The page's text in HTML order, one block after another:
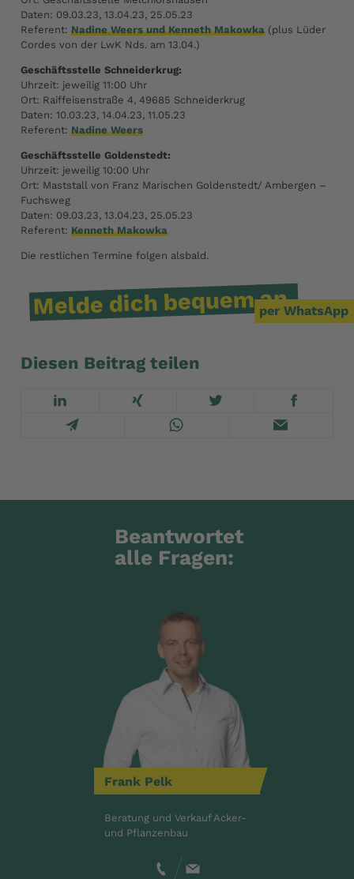
Daten: 09.03.23, 13.04.23, 25.05.23
Referent:Nadine Weers und Kenneth Makowka (plus Lüder
Cordes von der LwK Nds. am 13.04.)
Geschäftsstelle Schneiderkrug:
Uhrzeit: jeweilig 11:00 Uhr
Ort: Raiffeisenstraße 4, 49685 Schneiderkrug
Daten: 10.03.23, 14.04.23, 11.05.23
Referent:Nadine Weers
Geschäftsstelle Goldenstedt:
Uhrzeit: jeweilig 10:00 Uhr
Ort: Maststall von Franz Marischen Goldenstedt/ Ambergen –
Fuchsweg
Daten: 09.03.23, 13.04.23, 25.05.23
Referent:Kenneth Makowka
Die restlichen Termine folgen alsbald.
Melde dich bequeman.
per WhatsApp
Diesen Beitrag teilen
Beantwortet
alle Fragen:
Frank Pelk
Beratung und Verkauf Acker-
und Pflanzenbau